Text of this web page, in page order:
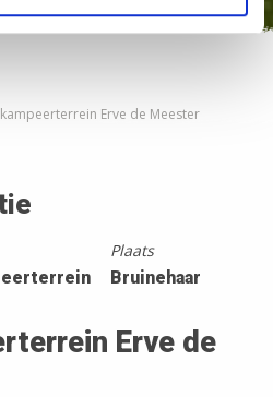
Erve de Meester
Plaats
Bruinehaar
Erve de